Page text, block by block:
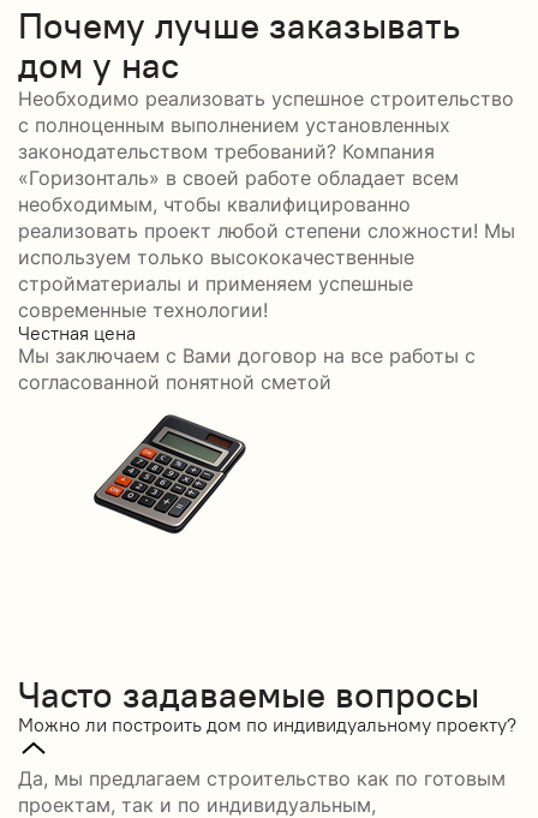
Почему лучше заказывать
дом у нас
Необходимо реализовать успешное строительство
с полноценным выполнением установленных
законодательством требований? Компания
«Горизонталь» в своей работе обладает всем
необходимым, чтобы квалифицированно
реализовать проект любой степени сложности! Мы
используем только высококачественные
стройматериалы и применяем успешные
современные технологии!
Честная цена
Мы заключаем с Вами договор на все работы с
согласованной понятной сметой
Часто задаваемые вопросы
Можно ли построить дом по индивидуальному проекту?
Да, мы предлагаем строительство как по готовым
проектам, так и по индивидуальным,